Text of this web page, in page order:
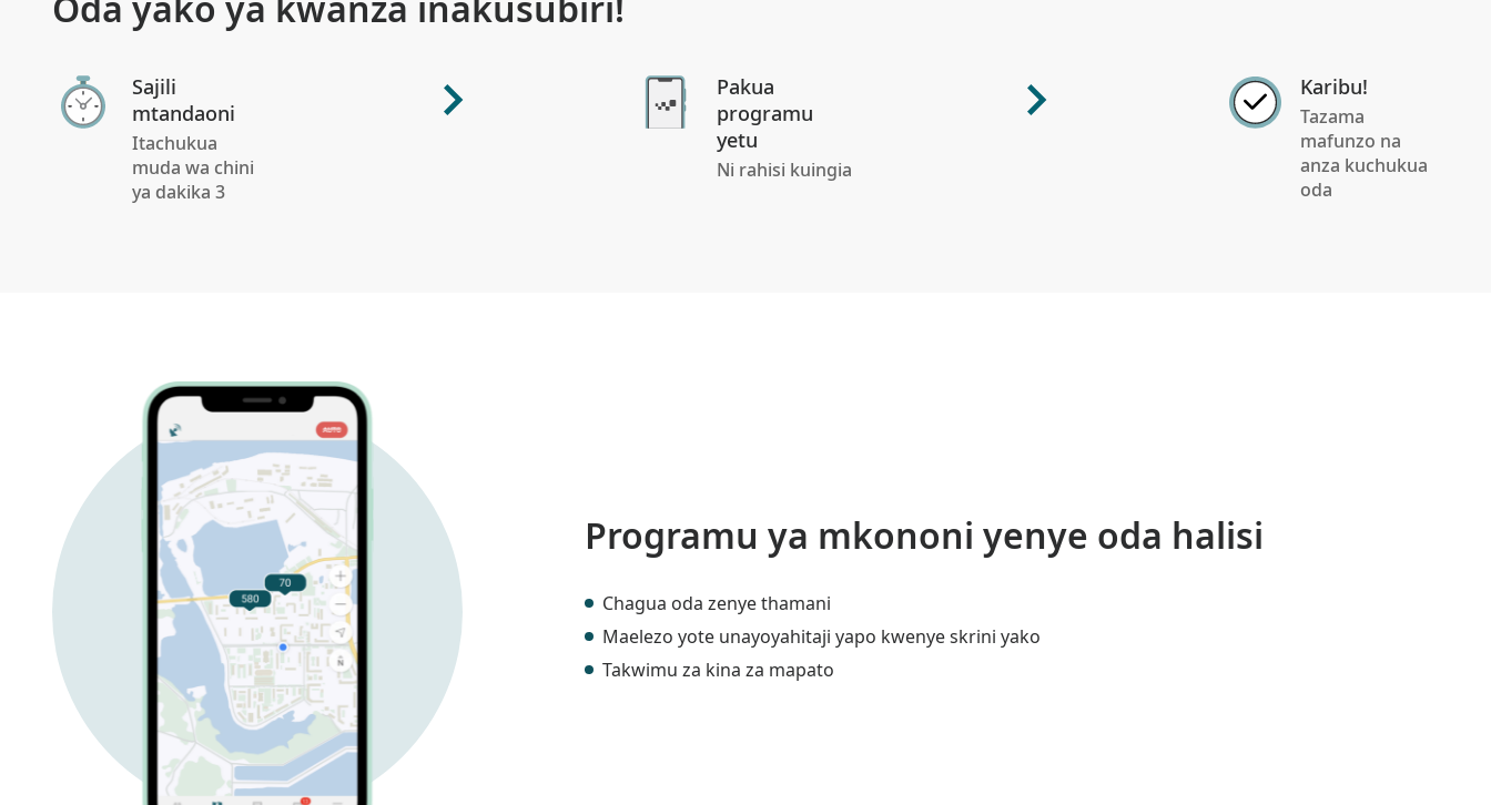
Sajili
mtandaoni
Itachukua
muda wa chini
ya dakika 3
Pakua
programu
yetu
Ni rahisi kuingia
Karibu!
Tazama
mafunzo na
anza kuchukua
oda
Programu ya mkononi yenye oda halisi
Chagua oda zenye thamani
Maelezo yote unayoyahitaji yapo kwenye skrini yako
Takwimu za kina za mapato